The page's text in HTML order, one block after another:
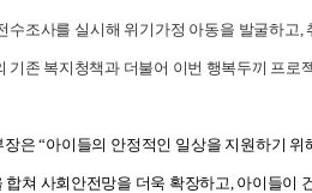
조사를 실시해 위기가정 아동을 발굴하
존 복지청책과 더불어 이번 행복두끼 프
은 “아이들의 안정적인 일상을 지원하기
쳐 사회안전망을 더욱 확장하고, 아이들이